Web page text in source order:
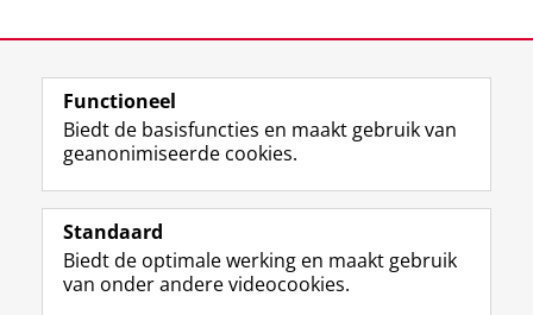
View this page in:English
Volg de RUG
F
a
e
b
L
i
k
e
R
S
-
f
I
n
t
Y
o
T
Studiekiezers
Functioneel
Biedt de basisfuncties en maakt gebruik van
geanonimiseerde cookies.
Standaard
Biedt de optimale werking en maakt gebruik
van onder andere videocookies.